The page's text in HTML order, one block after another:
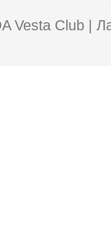
Vesta Club |